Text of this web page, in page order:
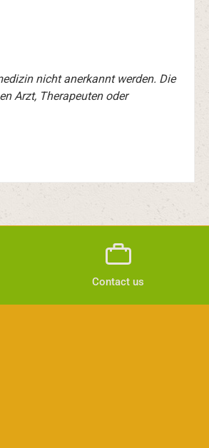
nicht anerkannt werden. Die
Arzt, Therapeuten oder
Contact us